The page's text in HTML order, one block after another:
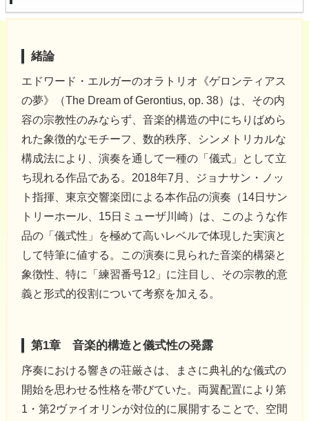
緒論
エドワード・エルガーのオラトリオ《ゲロンティアス
の夢》（The Dream of Gerontius, op. 38）は、その内
容の宗教性のみならず、音楽的構造の中にちりばめら
れた象徴的なモチーフ、数的秩序、シンメトリカルな
構成法により、演奏を通して一種の「儀式」として立
ち現れる作品である。2018年7月、ジョナサン・ノッ
ト指揮、東京交響楽団による本作品の演奏（14日サン
トリーホール、15日ミューザ川崎）は、このような作
品の「儀式性」を極めて高いレベルで体現した実演と
して特筆に値する。この演奏に見られた音楽的構築と
象徴性、特に「練習番号12」に注目し、その宗教的意
義と形式的役割について考察を加える。
第1章 音楽的構造と儀式性の発露
序奏における響きの荘厳さは、まさに典礼的な儀式の
開始を思わせる性格を帯びていた。両翼配置により第
1・第2ヴァイオリンが対位的に展開することで、空間